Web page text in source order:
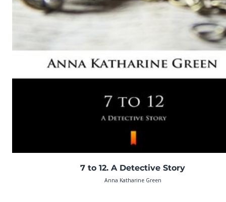
7 to 12. A Detective Story
Anna Katharine Green